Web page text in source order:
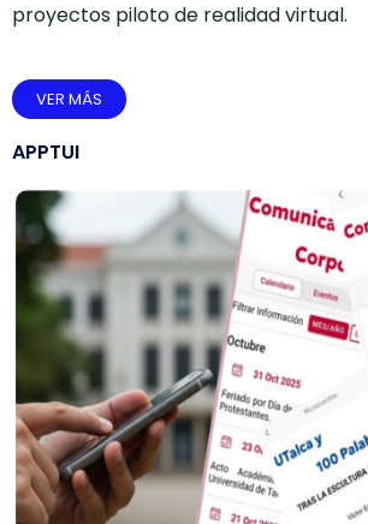
proyectos piloto de realidad virtual.
VER MÁS
APPTUI